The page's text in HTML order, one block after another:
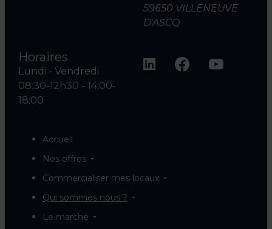
59650 VILLENEUVE
D'ASCQ
Horaires
Lundi - Vendredi
08:30-12h30 - 14:00-
18:00
Accueil
Nos offres
Commercialiser mes locaux
Qui sommes nous ?
Le marché